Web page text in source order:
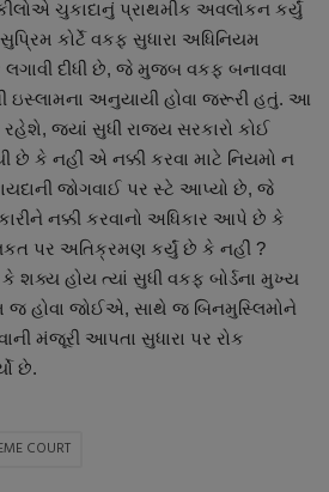
ચુકાદાનું પ્રાથમીક અવલોકન કર્યું
કોર્ટે વકફ સુધારા અધિનિયમ
લગાવી દીધી છે, જે મુજબ વકફ બનાવવા
ઇસ્લામના અનુયાયી હોવા જરૂરી હતું. આ
રહેશે, જ્યાં સુધી રાજ્ય સરકારો કોઈ
છે કે નહીં એ નક્કી કરવા માટે નિયમો ન
જોગવાઈ પર સ્ટે આપ્યો છે, જે
નક્કી કરવાનો અધિકાર આપે છે કે
પર અતિક્રમણ કર્યું છે કે નહીં ?
કે શક્ય હોય ત્યાં સુધી વકફ બોર્ડના મુખ્ય
જ હોવા જોઈએ, સાથે જ બિનમુસ્લિમોને
મંજૂરી આપતા સુધારા પર રોક
છે.
COURT